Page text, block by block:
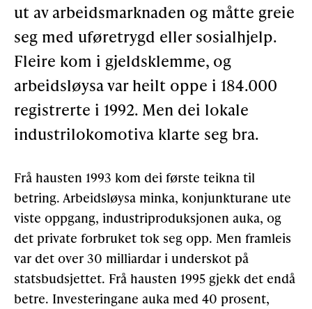
BLI MEDLEM
Gløymt passord Allereie medlem?Logg inn
ut av arbeidsmarknaden og måtte greie
seg med uføretrygd eller sosialhjelp.
Fleire kom i gjeldsklemme, og
arbeidsløysa var heilt oppe i 184.000
registrerte i 1992. Men dei lokale
industrilokomotiva klarte seg bra.
Frå hausten 1993 kom dei første teikna til
betring. Arbeidsløysa minka, konjunkturane ute
viste oppgang, industriproduksjonen auka, og
det private forbruket tok seg opp. Men framleis
var det over 30 milliardar i underskot på
statsbudsjettet. Frå hausten 1995 gjekk det endå
betre. Investeringane auka med 40 prosent,